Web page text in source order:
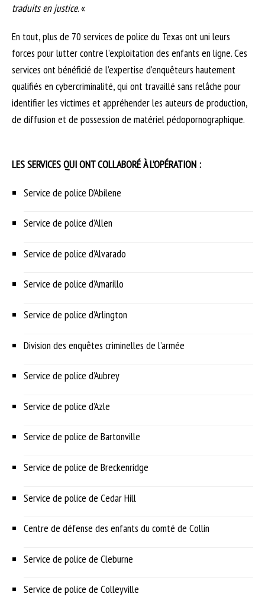
traduits en justice. «
En tout, plus de 70 services de police du Texas ont uni leurs
forces pour lutter contre l’exploitation des enfants en ligne. Ces
services ont bénéficié de l’expertise d’enquêteurs hautement
qualifiés en cybercriminalité, qui ont travaillé sans relâche pour
identifier les victimes et appréhender les auteurs de production,
de diffusion et de possession de matériel pédopornographique.
LES SERVICES QUI ONT COLLABORÉ À L’OPÉRATION :
Service de police D’Abilene
Service de police d’Allen
Service de police d’Alvarado
Service de police d’Amarillo
Service de police d’Arlington
Division des enquêtes criminelles de l’armée
Service de police d’Aubrey
Service de police d’Azle
Service de police de Bartonville
Service de police de Breckenridge
Service de police de Cedar Hill
Centre de défense des enfants du comté de Collin
Service de police de Cleburne
Service de police de Colleyville